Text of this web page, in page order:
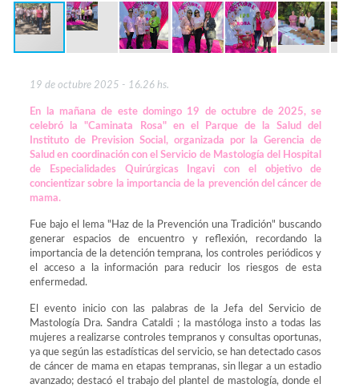
19 de octubre 2025 - 16.26 hs.
En la mañana de este domingo 19 de octubre de 2025, se
celebró la "Caminata Rosa" en el Parque de la Salud del
Instituto de Prevision Social, organizada por la Gerencia de
Salud en coordinación con el Servicio de Mastología del Hospital
de Especialidades Quirúrgicas Ingavi con el objetivo de
concientizar sobre la importancia de la prevención del cáncer de
mama.
Fue bajo el lema "Haz de la Prevención una Tradición" buscando
generar espacios de encuentro y reflexión, recordando la
importancia de la detención temprana, los controles periódicos y
el acceso a la información para reducir los riesgos de esta
enfermedad.
El evento inicio con las palabras de la Jefa del Servicio de
Mastología Dra. Sandra Cataldi ; la mastóloga insto a todas las
mujeres a realizarse controles tempranos y consultas oportunas,
ya que según las estadísticas del servicio, se han detectado casos
de cáncer de mama en etapas tempranas, sin llegar a un estadio
avanzado; destacó el trabajo del plantel de mastología, donde el